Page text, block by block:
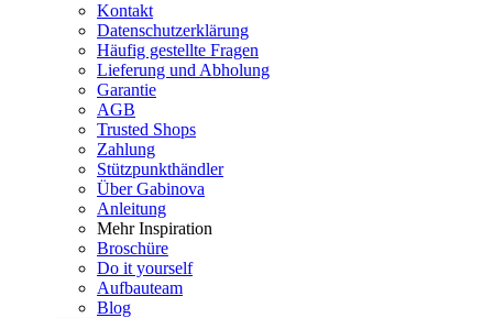
Kontakt
Datenschutzerklärung
Häufig gestellte Fragen
Lieferung und Abholung
Garantie
AGB
Trusted Shops
Zahlung
Stützpunkthändler
Über Gabinova
Anleitung
Mehr Inspiration
Broschüre
Do it yourself
Aufbauteam
Blog